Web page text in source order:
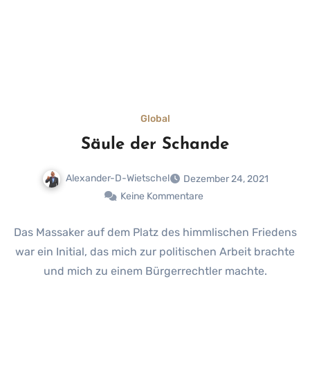
Global
Säule der Schande
Alexander-D-Wietschel
Dezember 24, 2021
Keine Kommentare
Das Massaker auf dem Platz des himmlischen Friedens
war ein Initial, das mich zur politischen Arbeit brachte
und mich zu einem Bürgerrechtler machte.